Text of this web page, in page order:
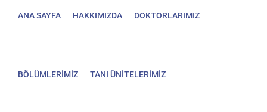
ANA SAYFA HAKKIMIZDA DOKTORLARIMIZ
BÖLÜMLERİMİZ TANI ÜNİTELERİMİZ